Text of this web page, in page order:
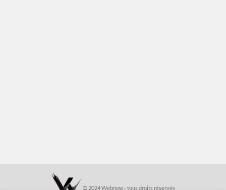
© 2024 Webnow - tous droits réservés